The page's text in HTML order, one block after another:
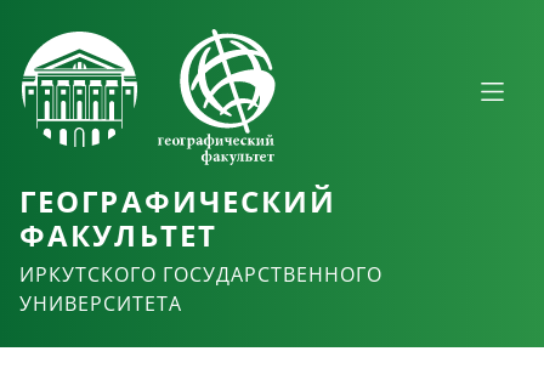
ГЕОГРАФИЧЕСКИЙ
ФАКУЛЬТЕТ
ИРКУТСКОГО ГОСУДАРСТВЕННОГО
УНИВЕРСИТЕТА